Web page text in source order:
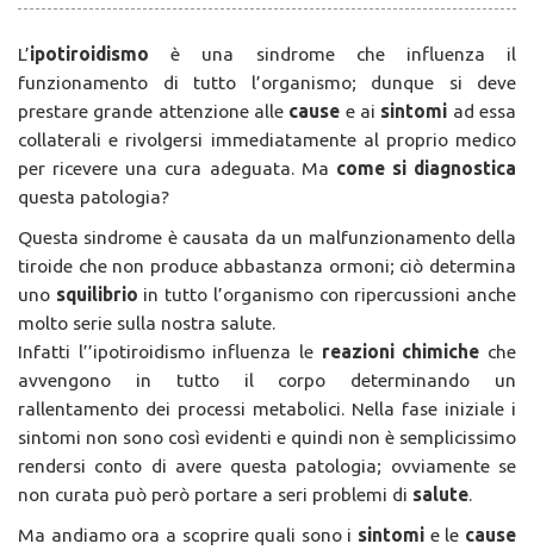
L’ipotiroidismoè una sindrome che influenza il
funzionamento di tutto l’organismo; dunque si deve
prestare grande attenzione alle cause e ai sintomi ad essa
collaterali e rivolgersi immediatamente al proprio medico
per ricevere una cura adeguata. Ma come si diagnostica
questa patologia?
Questa sindrome è causata da un malfunzionamento della
tiroide che non produce abbastanza ormoni; ciò determina
uno squilibrio in tutto l’organismo con ripercussioni anche
molto serie sulla nostra salute.
Infatti l’’ipotiroidismo influenza le reazioni chimiche che
avvengono in tutto il corpo determinando un
rallentamento dei processi metabolici. Nella fase iniziale i
sintomi non sono così evidenti e quindi non è semplicissimo
rendersi conto di avere questa patologia; ovviamente se
non curata può però portare a seri problemi di salute.
Ma andiamo ora a scoprire quali sono i sintomi e le cause